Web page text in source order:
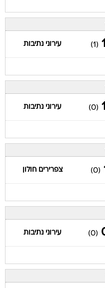
(1) עירוני נתיבות
(0) עירוני נתיבות
(0) צפרירים חולון
(0) עירוני נתיבות